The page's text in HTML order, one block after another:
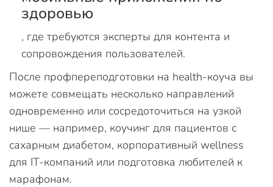
здоровью
, где требуются эксперты для контента и
сопровождения пользователей.
После профпереподготовки на health-коуча вы
можете совмещать несколько направлений
одновременно или сосредоточиться на узкой
нише — например, коучинг для пациентов с
сахарным диабетом, корпоративный wellness
для IT-компаний или подготовка любителей к
марафонам.